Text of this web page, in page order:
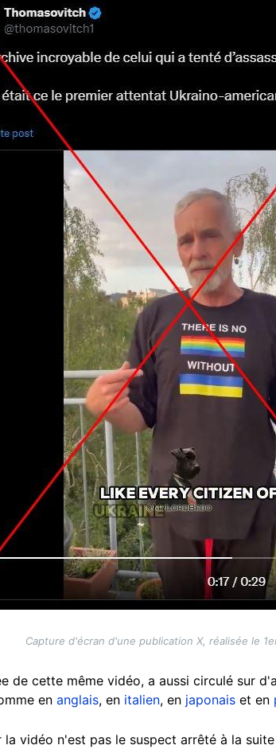
Capture d'écran d'une publication X, réalisée le
de cette même vidéo, a aussi circulé sur
en anglais, en italien, en japonais et en
vidéo n'est pas le suspect arrêté à la